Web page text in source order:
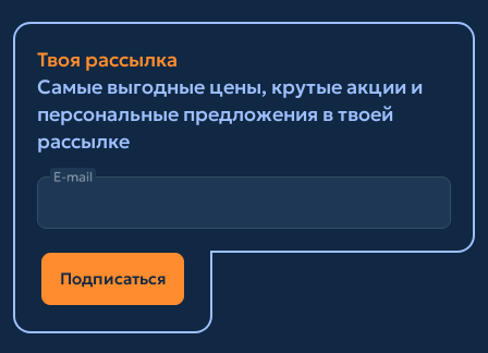
Твоя рассылка
Самые выгодные цены, крутые акции и
персональные предложения в твоей
рассылке
E-mail
Подписаться